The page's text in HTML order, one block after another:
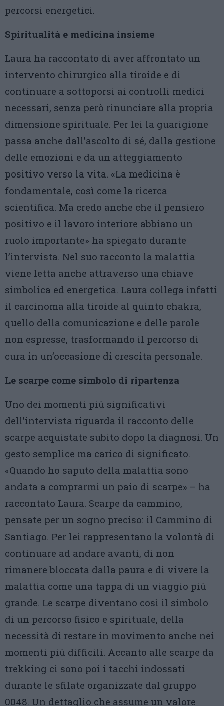
percorsi energetici.
Spiritualità e medicina insieme
Laura ha raccontato di aver affrontato un
intervento chirurgico alla tiroide e di
continuare a sottoporsi ai controlli medici
necessari, senza però rinunciare alla propria
dimensione spirituale. Per lei la guarigione
passa anche dall’ascolto di sé, dalla gestione
delle emozioni e da un atteggiamento
positivo verso la vita. «La medicina è
fondamentale, così come la ricerca
scientifica. Ma credo anche che il pensiero
positivo e il lavoro interiore abbiano un
ruolo importante» ha spiegato durante
l’intervista. Nel suo racconto la malattia
viene letta anche attraverso una chiave
simbolica ed energetica. Laura collega infatti
il carcinoma alla tiroide al quinto chakra,
quello della comunicazione e delle parole
non espresse, trasformando il percorso di
cura in un’occasione di crescita personale.
Le scarpe come simbolo di ripartenza
Uno dei momenti più significativi
dell’intervista riguarda il racconto delle
scarpe acquistate subito dopo la diagnosi. Un
gesto semplice ma carico di significato.
«Quando ho saputo della malattia sono
andata a comprarmi un paio di scarpe» – ha
raccontato Laura. Scarpe da cammino,
pensate per un sogno preciso: il Cammino di
Santiago. Per lei rappresentano la volontà di
continuare ad andare avanti, di non
rimanere bloccata dalla paura e di vivere la
malattia come una tappa di un viaggio più
grande. Le scarpe diventano così il simbolo
di un percorso fisico e spirituale, della
necessità di restare in movimento anche nei
momenti più difficili. Accanto alle scarpe da
trekking ci sono poi i tacchi indossati
durante le sfilate organizzate dal gruppo
0048. Un dettaglio che assume un valore